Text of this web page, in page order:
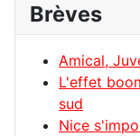
Brèves
Amical,
L'effet
sud
Nice